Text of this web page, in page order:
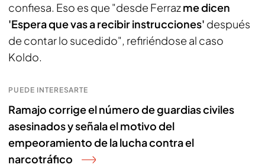
confiesa. Eso es que "desde Ferrazme dicen
'Espera que vas a recibir instrucciones' después
de contar lo sucedido", refiriéndose al caso
Koldo.
PUEDE INTERESARTE
Ramajo corrige el número de guardias civiles
asesinados y señala el motivo del
empeoramiento de la lucha contra el
narcotráfico